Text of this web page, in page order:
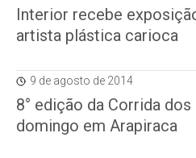
Interior recebe
artista plástica carioca
9 de agosto de 2014
8° edição da Corrida
domingo em Arapiraca